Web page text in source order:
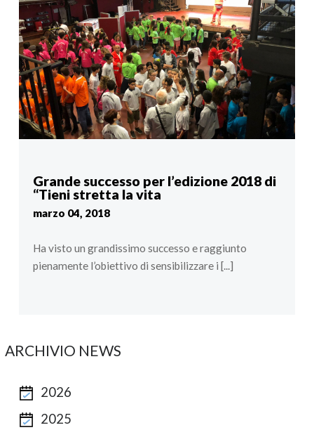
Grande successo per l’edizione 2018 di
“Tieni stretta la vita
marzo 04, 2018
Ha visto un grandissimo successo e raggiunto
pienamente l’obiettivo di sensibilizzare i [...]
ARCHIVIO NEWS
2026
2025